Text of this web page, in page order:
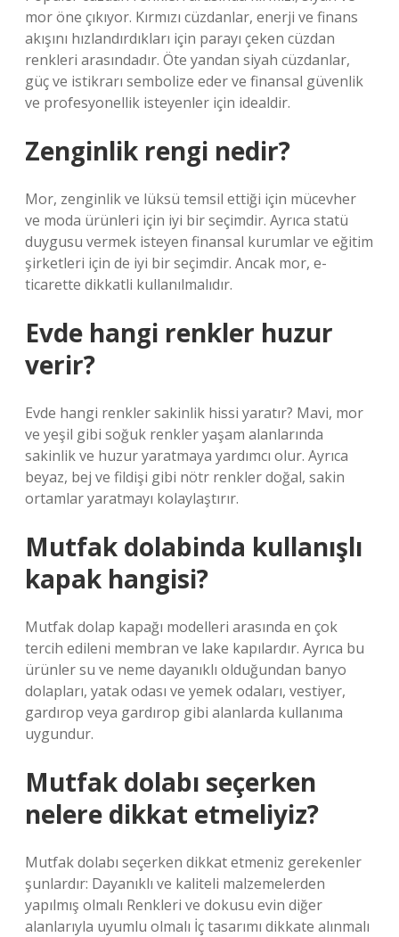
mor öne çıkıyor. Kırmızı cüzdanlar, enerji ve finans
akışını hızlandırdıkları için parayı çeken cüzdan
renkleri arasındadır. Öte yandan siyah cüzdanlar,
güç ve istikrarı sembolize eder ve finansal güvenlik
ve profesyonellik isteyenler için idealdir.
Zenginlik rengi nedir?
Mor, zenginlik ve lüksü temsil ettiği için mücevher
ve moda ürünleri için iyi bir seçimdir. Ayrıca statü
duygusu vermek isteyen finansal kurumlar ve eğitim
şirketleri için de iyi bir seçimdir. Ancak mor, e-
ticarette dikkatli kullanılmalıdır.
Evde hangi renkler huzur
verir?
Evde hangi renkler sakinlik hissi yaratır? Mavi, mor
ve yeşil gibi soğuk renkler yaşam alanlarında
sakinlik ve huzur yaratmaya yardımcı olur. Ayrıca
beyaz, bej ve fildişi gibi nötr renkler doğal, sakin
ortamlar yaratmayı kolaylaştırır.
Mutfak dolabinda kullanışlı
kapak hangisi?
Mutfak dolap kapağı modelleri arasında en çok
tercih edileni membran ve lake kapılardır. Ayrıca bu
ürünler su ve neme dayanıklı olduğundan banyo
dolapları, yatak odası ve yemek odaları, vestiyer,
gardırop veya gardırop gibi alanlarda kullanıma
uygundur.
Mutfak dolabı seçerken
nelere dikkat etmeliyiz?
Mutfak dolabı seçerken dikkat etmeniz gerekenler
şunlardır: Dayanıklı ve kaliteli malzemelerden
yapılmış olmalı Renkleri ve dokusu evin diğer
alanlarıyla uyumlu olmalı İç tasarımı dikkate alınmalı